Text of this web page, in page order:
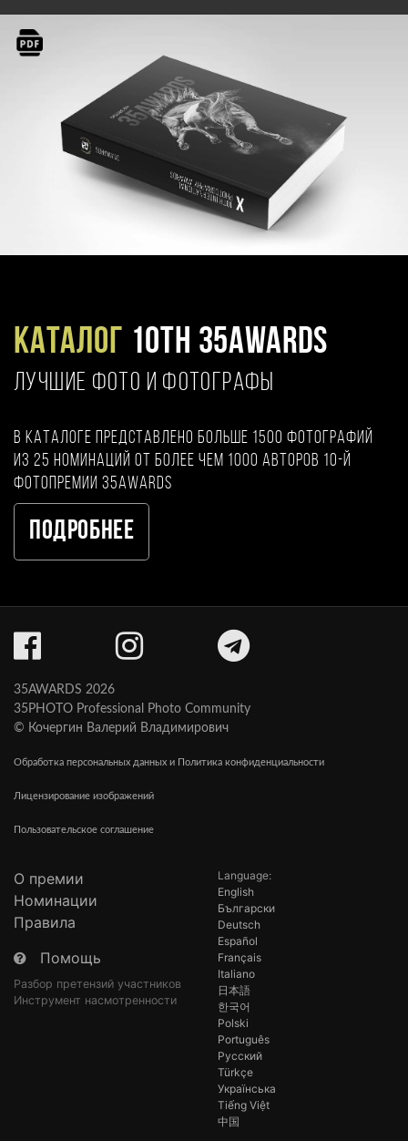
Каталог 10TH 35AWARDS
ЛУЧШИЕ ФОТО И ФОТОГРАФЫ
В каталоге представлено больше 1500 фотографий
из 25 номинаций от более чем 1000 авторов 10-й
фотопремии 35AWARDS
Подробнее
35AWARDS 2026
35PHOTO Professional Photo Community
© Кочергин Валерий Владимирович
Обработка персональных данных и Политика конфиденциальности
Лицензирование изображений
Пользовательское соглашение
О премии
Номинации
Правила
Помощь
Разбор претензий участников
Инструмент насмотренности
Language:
English
Български
Deutsch
Español
Français
Italiano
日本語
한국어
Polski
Português
Русский
Türkçe
Українська
Tiếng Việt
中国